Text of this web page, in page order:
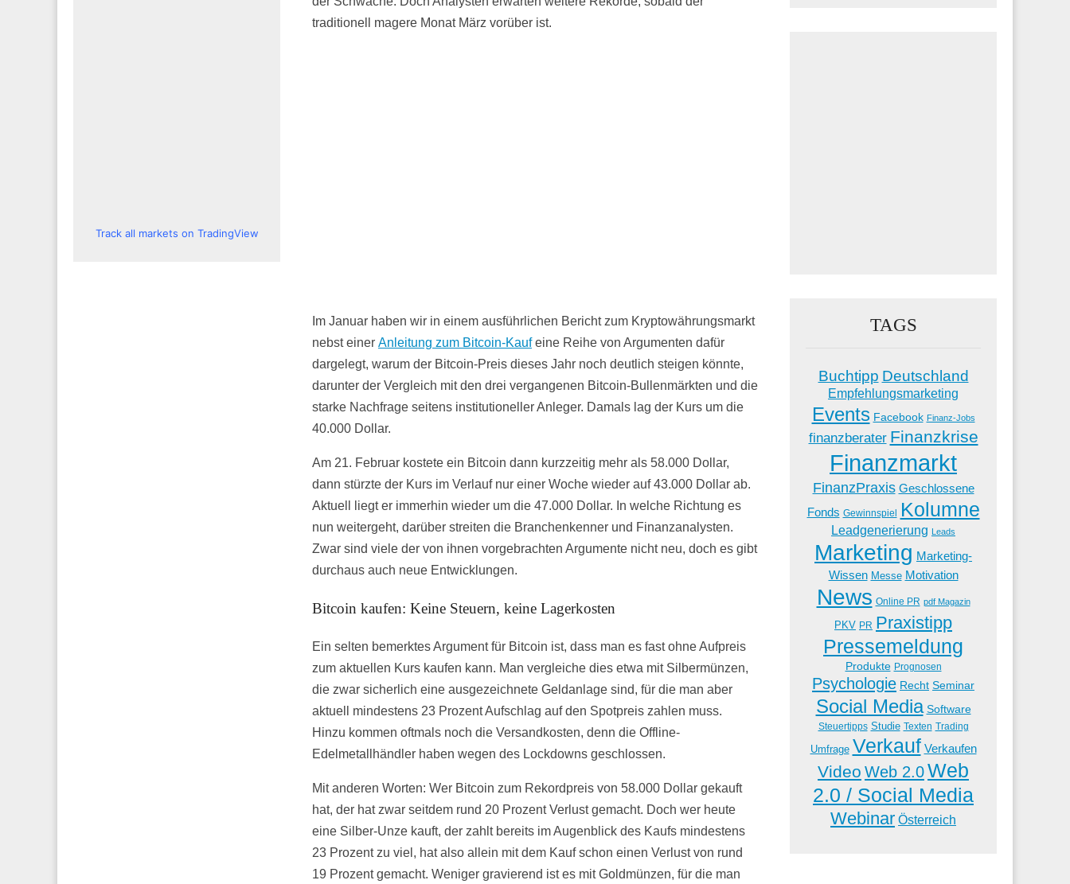
traditionell magere Monat März vorüber ist.
Im Januar haben wir in einem ausführlichen Bericht zum Kryptowährungsmarkt
nebst einer Anleitung zum Bitcoin-Kaufeine Reihe von Argumenten dafür
dargelegt, warum der Bitcoin-Preis dieses Jahr noch deutlich steigen könnte,
darunter der Vergleich mit den drei vergangenen Bitcoin-Bullenmärkten und die
starke Nachfrage seitens institutioneller Anleger. Damals lag der Kurs um die
40.000 Dollar.
Am 21. Februar kostete ein Bitcoin dann kurzzeitig mehr als 58.000 Dollar,
dann stürzte der Kurs im Verlauf nur einer Woche wieder auf 43.000 Dollar ab.
Aktuell liegt er immerhin wieder um die 47.000 Dollar. In welche Richtung es
nun weitergeht, darüber streiten die Branchenkenner und Finanzanalysten.
Zwar sind viele der von ihnen vorgebrachten Argumente nicht neu, doch es gibt
durchaus auch neue Entwicklungen.
Bitcoin kaufen: Keine Steuern, keine Lagerkosten
Ein selten bemerktes Argument für Bitcoin ist, dass man es fast ohne Aufpreis
zum aktuellen Kurs kaufen kann. Man vergleiche dies etwa mit Silbermünzen,
die zwar sicherlich eine ausgezeichnete Geldanlage sind, für die man aber
aktuell mindestens 23 Prozent Aufschlag auf den Spotpreis zahlen muss.
Hinzu kommen oftmals noch die Versandkosten, denn die Offline-
Edelmetallhändler haben wegen des Lockdowns geschlossen.
Mit anderen Worten: Wer Bitcoin zum Rekordpreis von 58.000 Dollar gekauft
hat, der hat zwar seitdem rund 20 Prozent Verlust gemacht. Doch wer heute
eine Silber-Unze kauft, der zahlt bereits im Augenblick des Kaufs mindestens
23 Prozent zu viel, hat also allein mit dem Kauf schon einen Verlust von rund
19 Prozent gemacht. Weniger gravierend ist es mit Goldmünzen, für die man
Track all markets on TradingView
TAGS
Buchtipp Deutschland
Empfehlungsmarketing
Events Facebook Finanz-Jobs
finanzberater Finanzkrise
Finanzmarkt
FinanzPraxis Geschlossene
Fonds Gewinnspiel Kolumne
Leadgenerierung Leads
Marketing Marketing-
Wissen Messe Motivation
News Online PR pdf Magazin
PKV PR Praxistipp
Pressemeldung
Produkte Prognosen
Psychologie Recht Seminar
Social Media Software
Steuertipps Studie Texten Trading
Umfrage Verkauf Verkaufen
Video Web 2.0Web
2.0 / Social Media
Webinar Österreich